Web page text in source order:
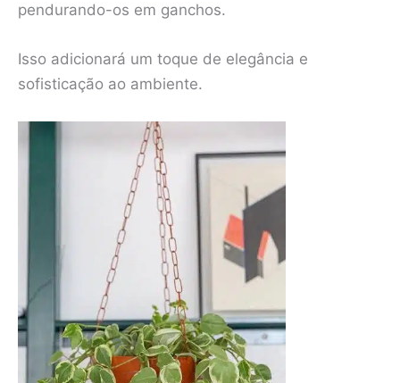
pendurando-os em ganchos.
Isso adicionará um toque de elegância e
sofisticação ao ambiente.